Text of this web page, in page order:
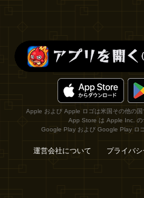
Apple および Apple ロゴは米国その他の
App Store は Apple Inc. の
Google Play および Google Play ロ
運営会社について プライバ